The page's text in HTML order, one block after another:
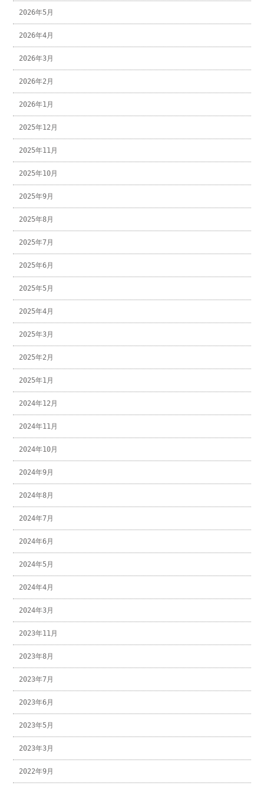
2026年5月
2026年4月
2026年3月
2026年2月
2026年1月
2025年12月
2025年11月
2025年10月
2025年9月
2025年8月
2025年7月
2025年6月
2025年5月
2025年4月
2025年3月
2025年2月
2025年1月
2024年12月
2024年11月
2024年10月
2024年9月
2024年8月
2024年7月
2024年6月
2024年5月
2024年4月
2024年3月
2023年11月
2023年8月
2023年7月
2023年6月
2023年5月
2023年3月
2022年9月